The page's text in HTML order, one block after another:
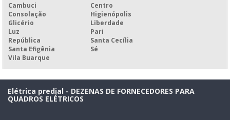
MONTAGEM DE QUADRO DE DISTRIBUIÇÃO BIFÁSICO
MONTAGEM DE QUADRO ELÉTRICO MONOFÁSICO
MONTAGEM DE QUADRO ELÉTRICO RESIDENCIAL
MONTAGEM DE QUADRO ELÉTRICO TRIFÁSICO
MONTAGEM DE QUADROS ELÉTRICOS
MONTAGEM DE UM QUADRO DE DISTRIBUIÇÃO
Cambuci
Centro
Consolação
Higienópolis
Glicério
Liberdade
Luz
Pari
República
Santa Cecília
Santa Efigênia
Sé
Vila Buarque
Elétrica predial - DEZENAS DE FORNECEDORES PARA
QUADROS ELÉTRICOS